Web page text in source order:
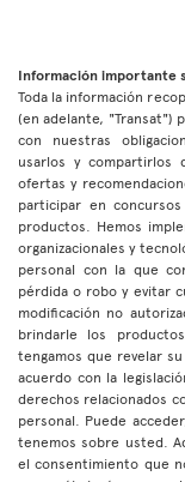
Información importante
Toda la información
(en adelante, "Transat")
con nuestras
usarlos y compartirlos
ofertas y
participar en
productos. Hemos
organizacionales y
personal con la que
pérdida o robo y evitar
modificación no
brindarle los
tengamos que revelar
acuerdo con la
derechos relacionados
personal. Puede
tenemos sobre usted.
el consentimiento que